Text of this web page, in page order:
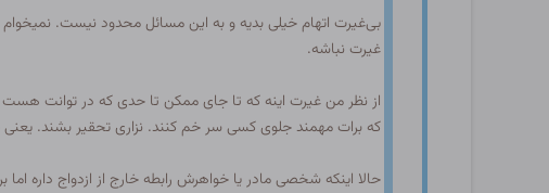
بی‌غیرت اتهام خیلی بدیه و به این مسائل محدود نیست.
غیرت نباشه.
از نظر من غیرت اینه که تا جای ممکن تا حدی که در توانت
که برات مهمند جلوی کسی سر خم کنند. نزاری تحقیر بشند. یعنی
حالا اینکه شخصی مادر یا خواهرش رابطه خارج از ازدواج